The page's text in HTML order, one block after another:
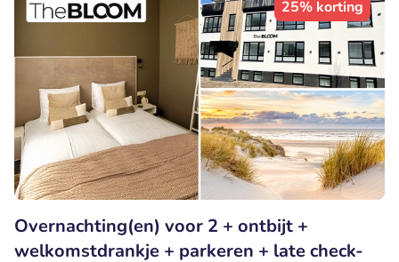
25% korting
Overnachting(en) voor 2 + ontbijt +
welkomstdrankje + parkeren + late check-